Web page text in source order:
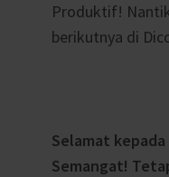
Produktif!
berikutnya di
Selamat
Semangat!